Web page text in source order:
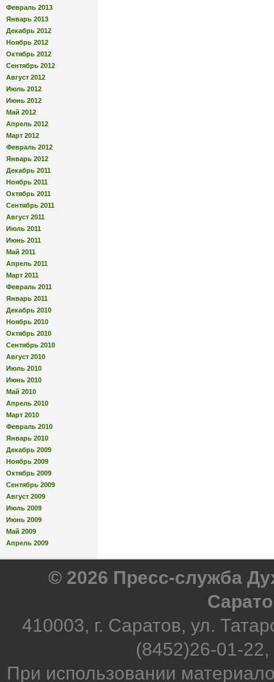
Февраль 2013
Январь 2013
Декабрь 2012
Ноябрь 2012
Октябрь 2012
Сентябрь 2012
Август 2012
Июль 2012
Июнь 2012
Май 2012
Апрель 2012
Март 2012
Февраль 2012
Январь 2012
Декабрь 2011
Ноябрь 2011
Октябрь 2011
Сентябрь 2011
Август 2011
Июль 2011
Июнь 2011
Май 2011
Апрель 2011
Март 2011
Февраль 2011
Январь 2011
Декабрь 2010
Ноябрь 2010
Октябрь 2010
Сентябрь 2010
Август 2010
Июль 2010
Июнь 2010
Май 2010
Апрель 2010
Март 2010
Февраль 2010
Январь 2010
Декабрь 2009
Ноябрь 2009
Октябрь 2009
Сентябрь 2009
Август 2009
Июль 2009
Июнь 2009
Май 2009
Апрель 2009
© 2026 Пресс-служба
410003, г. Саратов, ул.
(8452)26-01-
При использовании